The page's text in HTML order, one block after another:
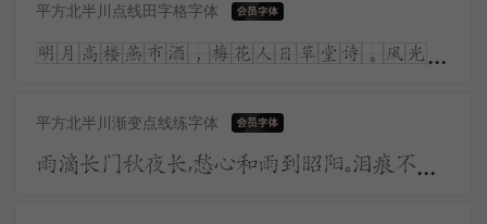
平方北半川点线田字格字体
明月高楼燕市酒，梅花人日草堂诗。风光流转何多态，儿女青红又一时。涧底孤松二千尺，殷勤留看岁寒枝。
平方北半川渐变点线练字体
雨滴长门秋夜长，愁心和雨到昭阳。泪痕不学君恩断，拭却千行更万行。宫殿沈沈月欲分，昭阳更漏不堪闻。